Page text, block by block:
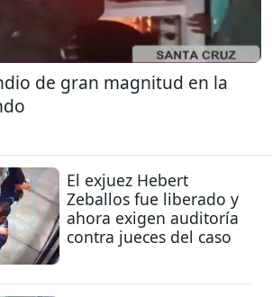
de gran magnitud en la
El exjuez Hebert
Zeballos fue liberado y
ahora exigen auditoría
contra jueces del caso